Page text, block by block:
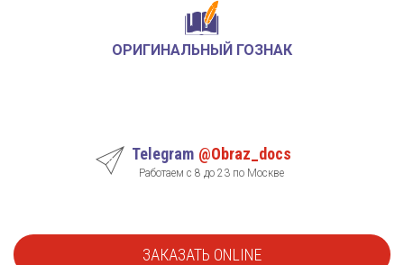
ОРИГИНАЛЬНЫЙ ГОЗНАК
Telegram @Obraz_docs
Работаем с 8 до 23 по Москве
ЗАКАЗАТЬ ONLINE